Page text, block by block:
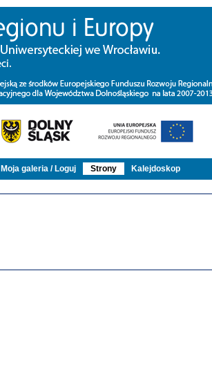
Moja galeria / Loguj Strony Kalejdoskop